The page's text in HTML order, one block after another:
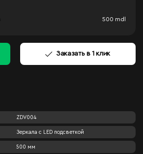
500 mdl
Заказать в 1 клик
ZDV004
Зеркала c LED подсветкой
500 мм